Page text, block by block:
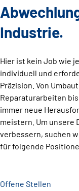
Industrie.
Hier ist kein Job wie
individuell und
Präzision. Von
Reparaturarbeiten
immer neue
meistern. Um unsere
verbessern, suchen
für folgende
Offene Stellen